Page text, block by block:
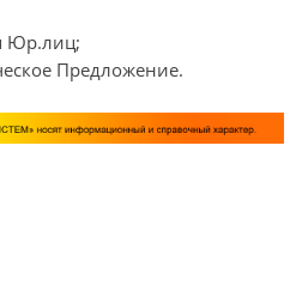
Юр.лиц;
Предложение.